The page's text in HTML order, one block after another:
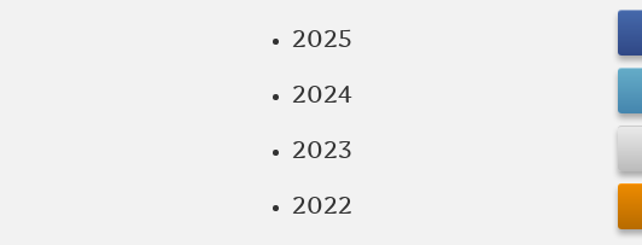
2025
2024
2023
2022